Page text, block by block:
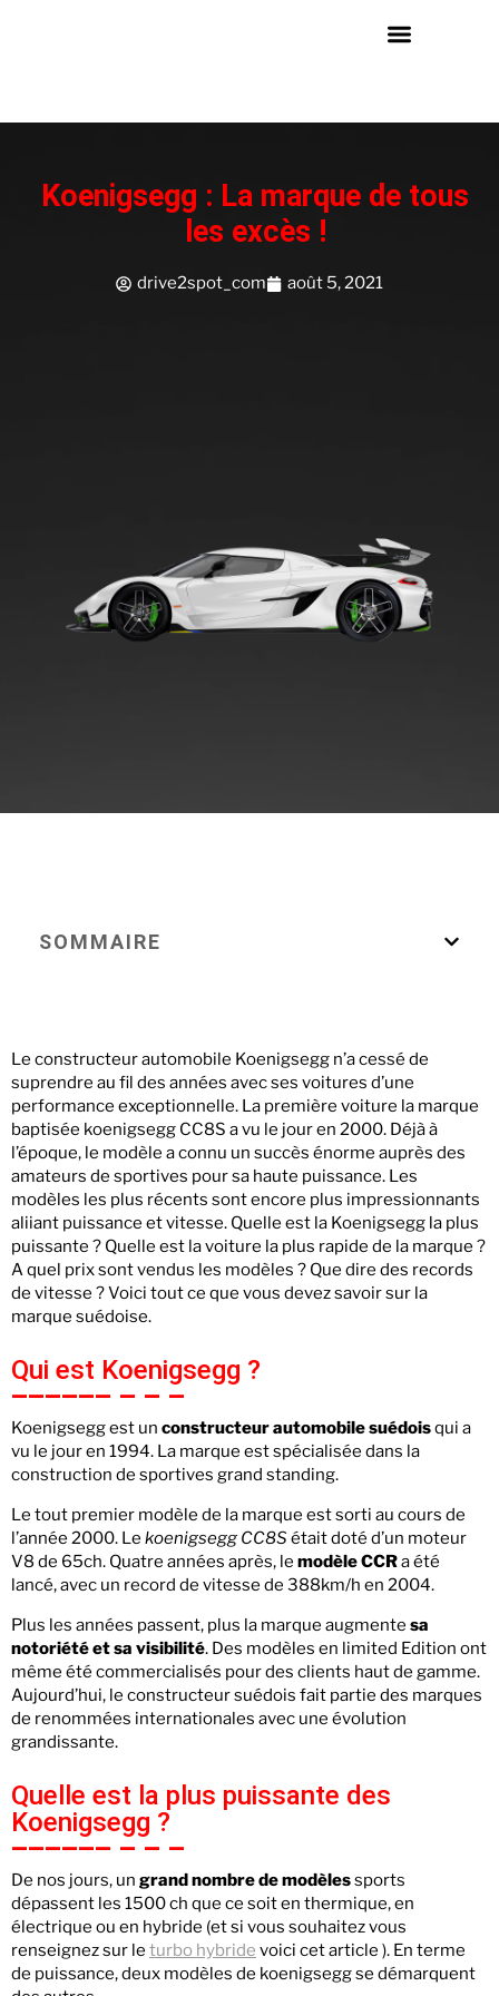
Koenigsegg : La marque de tous
les excès !
drive2spot_com août 5, 2021
SOMMAIRE
Le constructeur automobile Koenigsegg n’a cessé de
suprendre au fil des années avec ses voitures d’une
performance exceptionnelle. La première voiture la marque
baptisée koenigsegg CC8S a vu le jour en 2000. Déjà à
l’époque, le modèle a connu un succès énorme auprès des
amateurs de sportives pour sa haute puissance. Les
modèles les plus récents sont encore plus impressionnants
aliiant puissance et vitesse. Quelle est la Koenigsegg la plus
puissante ? Quelle est la voiture la plus rapide de la marque ?
A quel prix sont vendus les modèles ? Que dire des records
de vitesse ? Voici tout ce que vous devez savoir sur la
marque suédoise.
Qui est Koenigsegg ?
Koenigsegg est un constructeur automobile suédoisqui a
vu le jour en 1994. La marque est spécialisée dans la
construction de sportives grand standing.
Le tout premier modèle de la marque est sorti au cours de
l’année 2000. Le koenigsegg CC8Sétait doté d’un moteur
V8 de 65ch. Quatre années après, le modèle CCRa été
lancé, avec un record de vitesse de 388km/h en 2004.
Plus les années passent, plus la marque augmente sa
notoriété et sa visibilité. Des modèles en limited Edition ont
même été commercialisés pour des clients haut de gamme.
Aujourd’hui, le constructeur suédois fait partie des marques
de renommées internationales avec une évolution
grandissante.
Quelle est la plus puissante des
Koenigsegg ?
De nos jours, un grandnombre de modèlessports
dépassent les 1500 ch que ce soit en thermique, en
électrique ou en hybride (et si vous souhaitez vous
renseignez sur le turbo hybride voici cet article ). En terme
de puissance, deux modèles de koenigsegg se démarquent